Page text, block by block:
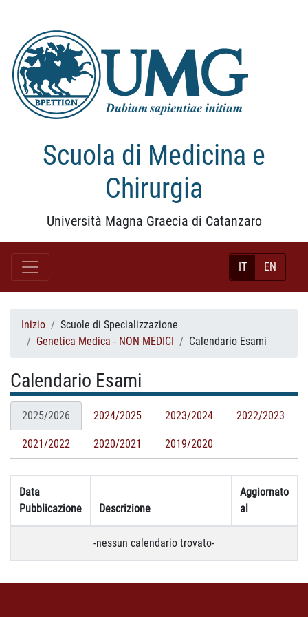
Scuola di Medicina e
Chirurgia
Università Magna Graecia di Catanzaro
IT EN
Inizio
Scuole di Specializzazione
Genetica Medica - NON MEDICI
Calendario Esami
Calendario Esami
2025/2026 2024/2025 2023/2024 2022/2023
2021/2022 2020/2021 2019/2020
Data
Pubblicazione
Descrizione
Aggiornato
al
-nessun calendario trovato-